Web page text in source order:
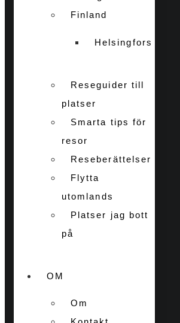
Finland
Helsingfors
Reseguider till
platser
Smarta tips för
resor
Reseberättelser
Flytta
utomlands
Platser jag bott
på
OM
Om